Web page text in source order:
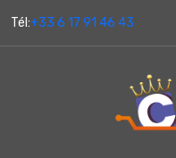
Tél:+33 6 17 91 46 43